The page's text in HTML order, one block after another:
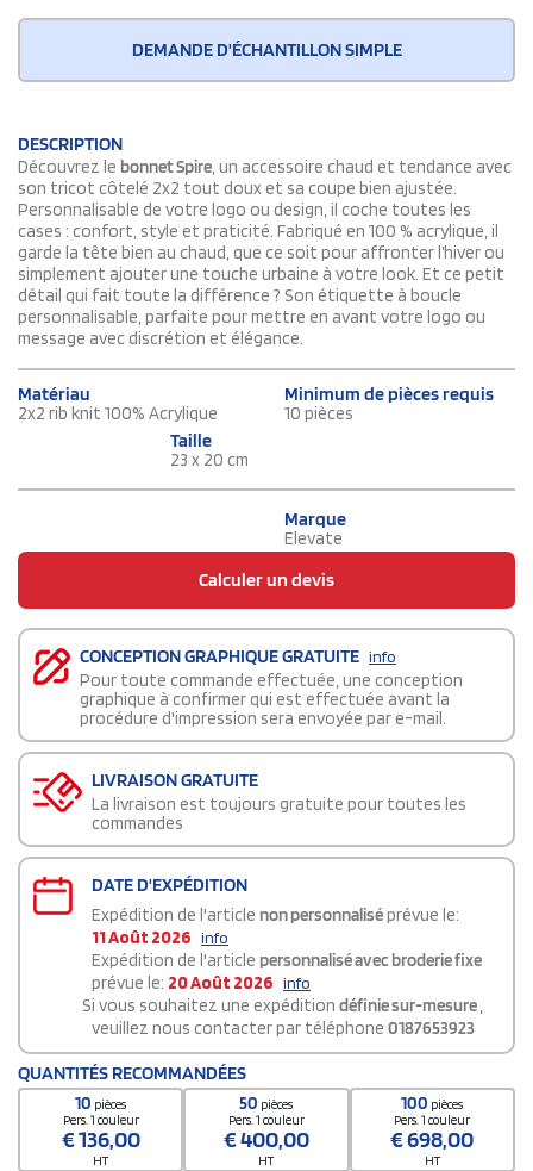
DEMANDE D'ÉCHANTILLON SIMPLE
DESCRIPTION
Découvrez le bonnet Spire, un accessoire chaud et tendance avec
son tricot côtelé 2x2 tout doux et sa coupe bien ajustée.
Personnalisable de votre logo ou design, il coche toutes les
cases : confort, style et praticité. Fabriqué en 100 % acrylique, il
garde la tête bien au chaud, que ce soit pour affronter l’hiver ou
simplement ajouter une touche urbaine à votre look. Et ce petit
détail qui fait toute la différence ? Son étiquette à boucle
personnalisable, parfaite pour mettre en avant votre logo ou
message avec discrétion et élégance.
Matériau
2x2 rib knit 100% Acrylique
Minimum de pièces requis
10 pièces
Taille
23 x 20 cm
Marque
Elevate
Calculer un devis
CONCEPTION GRAPHIQUE GRATUITE info
Pour toute commande effectuée, une conception
graphique à confirmer qui est effectuée avant la
procédure d'impression sera envoyée par e-mail.
LIVRAISON GRATUITE
La livraison est toujours gratuite pour toutes les
commandes
DATE D'EXPÉDITION
Expédition de l'article non personnaliséprévue le:
11 Août 2026 info
Expédition de l'article personnalisé avec broderie fixe
prévue le: 20 Août 2026 info
Si vous souhaitez une expédition définie sur-mesure,
veuillez nous contacter par téléphone 0187653923
QUANTITÉS RECOMMANDÉES
10 pièces
Pers. 1 couleur
€136,00
HT
50 pièces
Pers. 1 couleur
€400,00
HT
100 pièces
Pers. 1 couleur
€698,00
HT